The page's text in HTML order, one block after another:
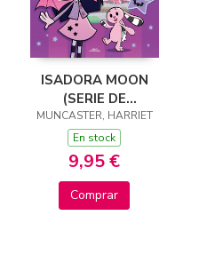
ISADORA MOON
(SERIE DE
TELEVISIÓN) - JUEGA
CON ISADORA Y
PINKY
MUNCASTER, HARRIET
En stock
9,95 €
Comprar